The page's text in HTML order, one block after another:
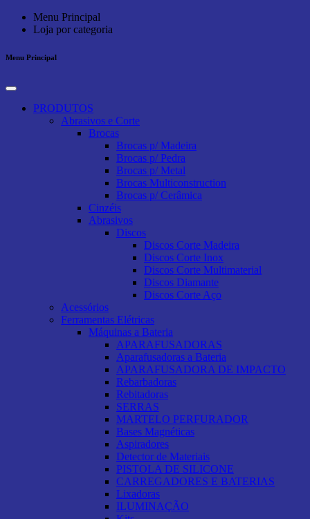
Menu Principal
Loja por categoria
Menu Principal
PRODUTOS
Abrasivos e Corte
Brocas
Brocas p/ Madeira
Brocas p/ Pedra
Brocas p/ Metal
Brocas Multiconstruction
Brocas p/ Cerâmica
Cinzéis
Abrasivos
Discos
Discos Corte Madeira
Discos Corte Inox
Discos Corte Multimaterial
Discos Diamante
Discos Corte Aço
Acessórios
Ferramentas Elétricas
Máquinas a Bateria
APARAFUSADORAS
Aparafusadoras a Bateria
APARAFUSADORA DE IMPACTO
Rebarbadoras
Rebitadoras
SERRAS
MARTELO PERFURADOR
Bases Magnéticas
Aspiradores
Detector de Materiais
PISTOLA DE SILICONE
CARREGADORES E BATERIAS
Lixadoras
ILUMINAÇÃO